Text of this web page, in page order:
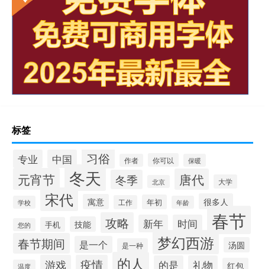
标签
专业 中国 习俗 作者 你可以 保暖
元宵节 冬天 冬季 北京 唐代 大学
学校 宋代 寓意 工作 年初 年龄 很多人
您的 手机 技能 攻略 新年 时间 春节
春节期间 是一个 是一种 梦幻西游 汤圆
温度 游戏 疫情 的人 的是 礼物 红包